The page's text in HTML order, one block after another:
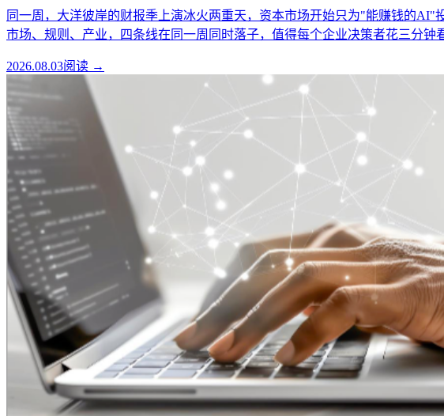
同一周，大洋彼岸的财报季上演冰火两重天，资本市场开始只为"能赚钱的
市场、规则、产业，四条线在同一周同时落子，值得每个企业决策者花三分钟
2026.08.03阅读 →